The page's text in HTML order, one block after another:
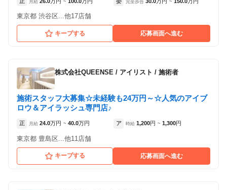
月給 ~ 完全歩合 ~
東京都 渋谷区...他17店舗
キープする 応募画面へ進む
株式会社QUEENSE / アイリスト / 施術者
施術スタッフ大募集☆未経験も24万円～☆人気のアイブ
ロウ＆アイラッシュ専門店♪
正 月給 24.0万円 ~ 40.0万円 ア 時給 1,200円 ~ 1,300円
東京都 豊島区...他11店舗
キープする 応募画面へ進む